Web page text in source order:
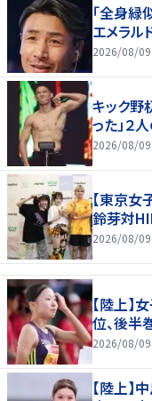
「全身緑
エメラル
2026/08/
キック野
った」２
2026/08/
【東京女
鈴芽対
2026/08/
【陸上
位、後
2026/08/09
【陸上】